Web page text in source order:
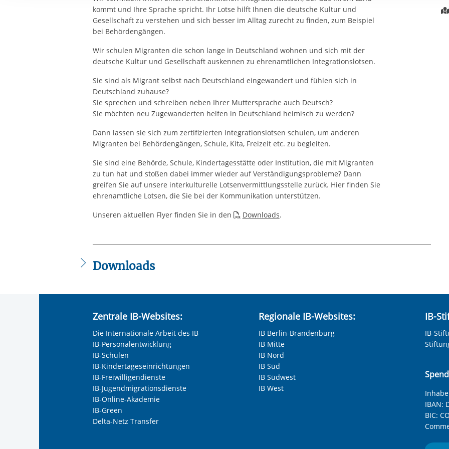
Ihre etwaige Einwilligung erstreckt sich nicht auf notwendige Cookies, die erforderlich zur
der von Ihnen aufgerufenen und somit gewünschten Website-Funktionen sind. Diese
aufgrund berechtigter Interessen und daher unabhängig von einer Einwilligung.
kommt und Ihre Sprache spricht. Ihr Lotse hilft Ihnen die deutsche Kultur und
Gesellschaft zu verstehen und sich besser im Alltag zurecht zu finden, zum Beispiel
bei Behördengängen.
Wir schulen Migranten die schon lange in Deutschland wohnen und sich mit der
deutsche Kultur und Gesellschaft auskennen zu ehrenamtlichen Integrationslotsen.
Sie sind als Migrant selbst nach Deutschland eingewandert und fühlen sich in
Deutschland zuhause?
Sie sprechen und schreiben neben Ihrer Muttersprache auch Deutsch?
Sie möchten neu Zugewanderten helfen in Deutschland heimisch zu werden?
Dann lassen sie sich zum zertifizierten Integrationslotsen schulen, um anderen
Migranten bei Behördengängen, Schule, Kita, Freizeit etc. zu begleiten.
Sie sind eine Behörde, Schule, Kindertagesstätte oder Institution, die mit Migranten
zu tun hat und stoßen dabei immer wieder auf Verständigungsprobleme? Dann
greifen Sie auf unsere interkulturelle Lotsenvermittlungsstelle zurück. Hier finden Sie
ehrenamtliche Lotsen, die Sie bei der Kommunikation unterstützen.
Unseren aktuellen Flyer finden Sie in den
Downloads.
Downloads
Zentrale IB-Websites:
Die Internationale Arbeit des IB
IB-Personalentwicklung
IB-Schulen
IB-Kindertageseinrichtungen
IB-Freiwilligendienste
IB-Jugendmigrationsdienste
IB-Online-Akademie
IB-Green
Delta-Netz Transfer
Regionale IB-Websites:
IB Berlin-Brandenburg
IB Mitte
IB Nord
IB Süd
IB Südwest
IB West
IB-
IB-
IBAN:
BIC: